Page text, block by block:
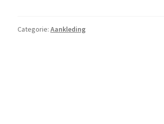
Categorie: Aankleding